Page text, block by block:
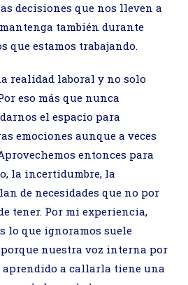
decisiones que nos lleven a
también durante
que estamos trabajando.
realidad laboral y no solo
eso más que nunca
el espacio para
emociones aunque a veces
entonces para
la incertidumbre, la
de necesidades que no por
tener. Por mi experiencia,
lo que ignoramos suele
porque nuestra voz interna por
aprendido a callarla tiene una